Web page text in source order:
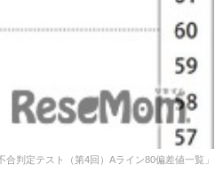
合判定テスト（第4回）Aライン80偏差値一覧」